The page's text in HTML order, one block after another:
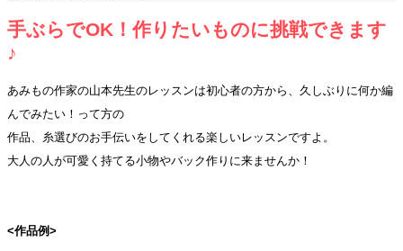
手ぶらでOK！作りたいものに挑戦できます
♪
あみもの作家の山本先生のレッスンは初心者の方から、久しぶりに何か編
んでみたい！って方の
作品、糸選びのお手伝いをしてくれる楽しいレッスンですよ。
大人の人が可愛く持てる小物やバック作りに来ませんか！
<作品例>